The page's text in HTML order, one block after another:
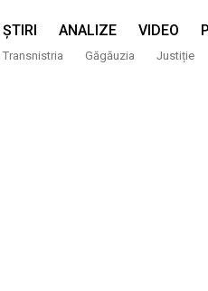
ȘTIRI ANALIZE VIDEO
Transnistria Găgăuzia Justiție